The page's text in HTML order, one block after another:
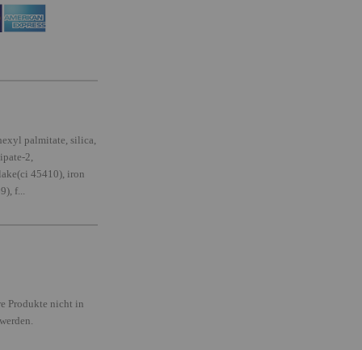
palmitate, silica,
2,
45410), iron
f...
Produkte nicht in